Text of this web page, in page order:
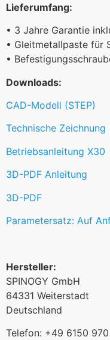
Lieferumfang:
• 3 Jahre Garantie
• Gleitmetallpaste für
•
Downloads:
CAD-Modell (STEP)
Technische Zeichnung
Betriebsanleitung X30
3D-PDF Anleitung
3D-PDF
Parametersatz: Auf
Hersteller:
SPINOGY GmbH
64331 Weiterstadt
Deutschland
Telefon: +49 6150